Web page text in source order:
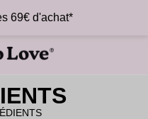
69€ d'achat*